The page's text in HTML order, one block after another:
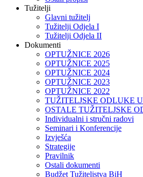
Tužitelji
Glavni tužitelj
Tužitelji Odjela I
Tužitelji Odjela II
Dokumenti
OPTUŽNICE 2026
OPTUŽNICE 2025
OPTUŽNICE 2024
OPTUŽNICE 2023
OPTUŽNICE 2022
TUŽITELJSKE ODLUKE
OSTALE TUŽITELJSKE
Individualni i stručni radovi
Seminari i Konferencije
Izvješća
Strategije
Pravilnik
Ostali dokumenti
Budžet Tužiteljstva BiH